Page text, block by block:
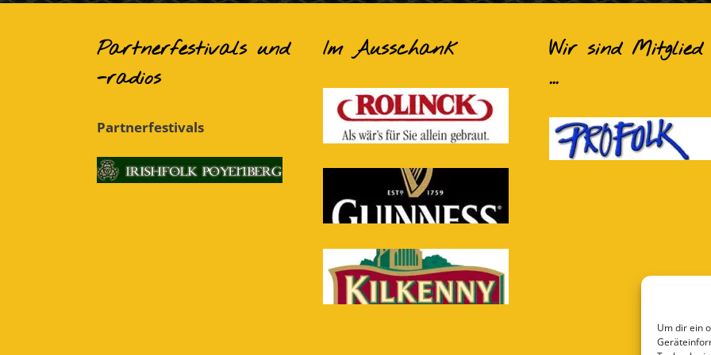
Um dir ein
Partnerfestivals und
-radios
Partnerfestivals
Im Ausschank
Wir sind Mitglied
...